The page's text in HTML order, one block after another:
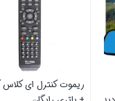
دوربین ثبت وقایع